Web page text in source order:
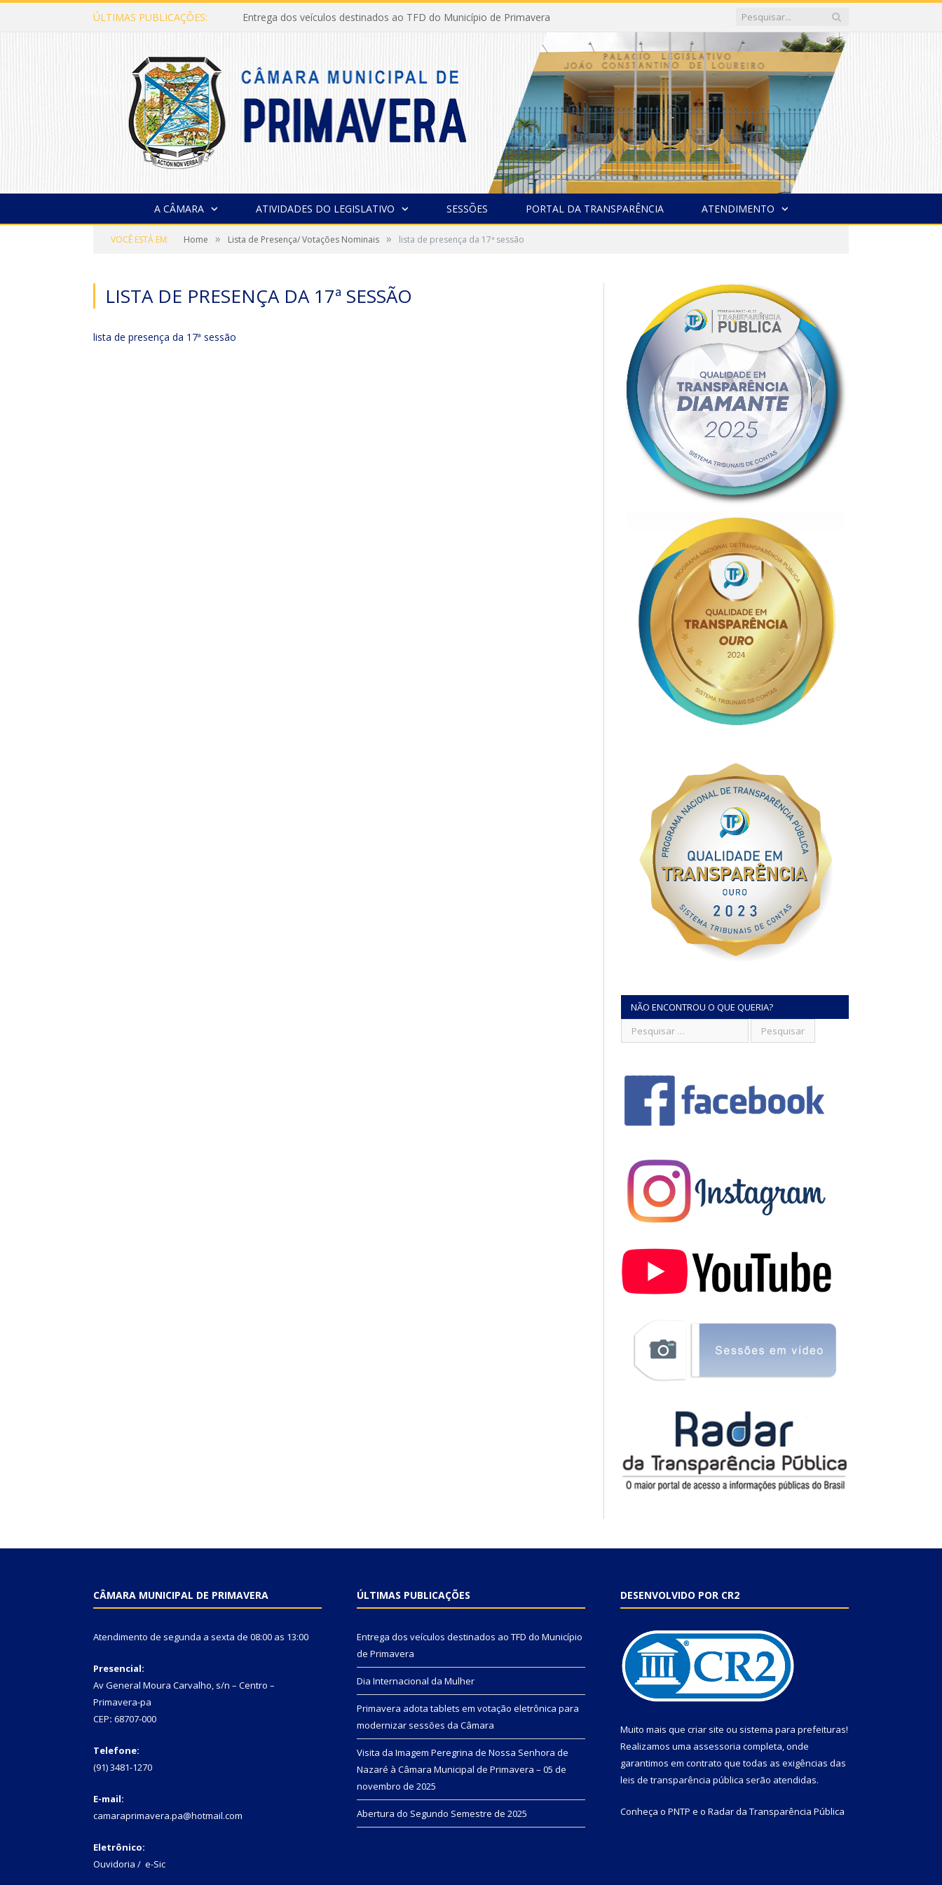
ÚLTIMAS PUBLICAÇÕES: Entrega dos veículos destinados ao TFD do Município de Primavera
A CÂMARA ATIVIDADES DO LEGISLATIVO SESSÕES PORTAL DA TRANSPARÊNCIA ATENDIMENTO
VOCÊ ESTÁ EM: Home » Lista de Presença/ Votações Nominais » lista de presença da 17ª sessão
LISTA DE PRESENÇA DA 17ª SESSÃO
lista de presença da 17ª sessão
NÃO ENCONTROU O QUE QUERIA?
CÂMARA MUNICIPAL DE PRIMAVERA
Atendimento de segunda a sexta de 08:00 as 13:00
Presencial:
Av General Moura Carvalho, s/n – Centro –
Primavera-pa
CEP: 68707-000
Telefone:
(91) 3481-1270
E-mail:
camaraprimavera.pa@hotmail.com
Eletrônico:
Ouvidoria / e-Sic
ÚLTIMAS PUBLICAÇÕES
Entrega dos veículos destinados ao TFD do Município
de Primavera
Dia Internacional da Mulher
Primavera adota tablets em votação eletrônica para
modernizar sessões da Câmara
Visita da Imagem Peregrina de Nossa Senhora de
Nazaré à Câmara Municipal de Primavera – 05 de
novembro de 2025
Abertura do Segundo Semestre de 2025
DESENVOLVIDO POR CR2
Muito mais que criar site ou sistema para prefeituras!
Realizamos uma assessoria completa, onde
garantimos em contrato que todas as exigências das
leis de transparência pública serão atendidas.
Conheça o PNTP e o Radar da Transparência Pública